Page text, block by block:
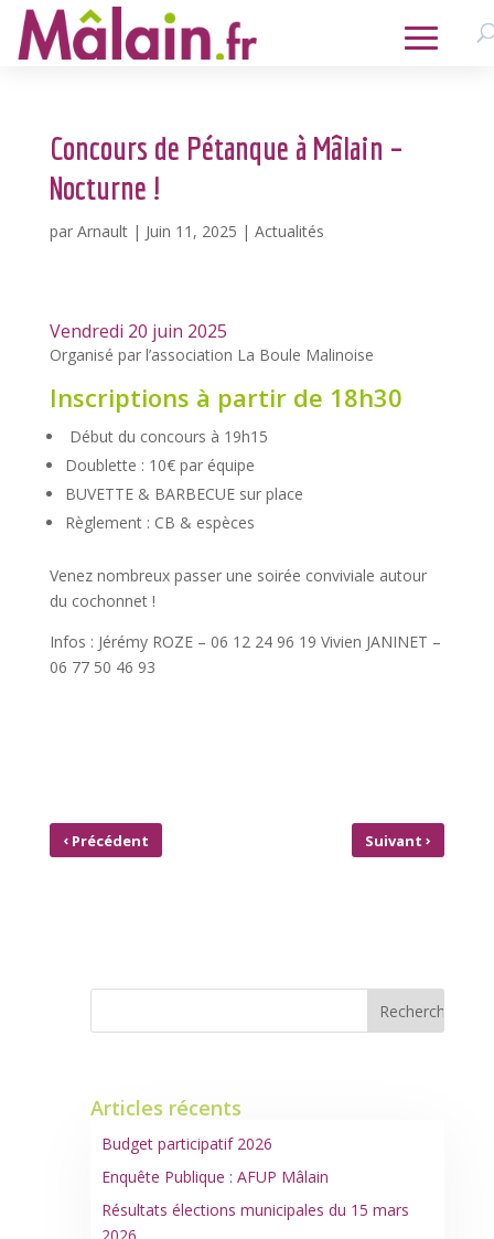
Concours de Pétanque à Mâlain –
Nocturne !
par Arnault| Juin 11, 2025 | Actualités
Vendredi 20 juin 2025
Organisé par l’association La Boule Malinoise
Inscriptions à partir de 18h30
Début du concours à 19h15
Doublette : 10€ par équipe
BUVETTE & BARBECUE sur place
Règlement : CB & espèces
Venez nombreux passer une soirée conviviale autour
du cochonnet !
Infos : Jérémy ROZE – 06 12 24 96 19 Vivien JANINET –
06 77 50 46 93
‹Précédent Suivant›
Articles récents
Budget participatif 2026
Enquête Publique : AFUP Mâlain
Résultats élections municipales du 15 mars